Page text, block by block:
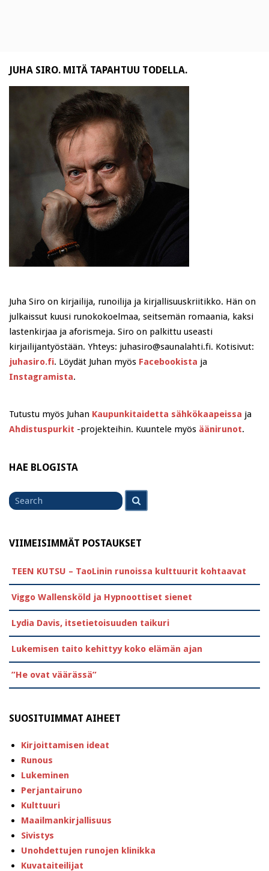
JUHA SIRO. MITÄ TAPAHTUU TODELLA.
Juha Siro on kirjailija, runoilija ja kirjallisuuskriitikko. Hän on
julkaissut kuusi runokokoelmaa, seitsemän romaania, kaksi
lastenkirjaa ja aforismeja. Siro on palkittu useasti
kirjailijantyöstään. Yhteys: juhasiro@saunalahti.fi. Kotisivut:
juhasiro.fi. Löydät Juhan myös Facebookista ja
Instagramista.
Tutustu myös Juhan Kaupunkitaidetta sähkökaapeissa ja
Ahdistuspurkit -projekteihin. Kuuntele myös äänirunot.
HAE BLOGISTA
Search
for
VIIMEISIMMÄT POSTAUKSET
TEEN KUTSU – TaoLinin runoissa kulttuurit kohtaavat
Viggo Wallensköld ja Hypnoottiset sienet
Lydia Davis, itsetietoisuuden taikuri
Lukemisen taito kehittyy koko elämän ajan
”He ovat väärässä”
SUOSITUIMMAT AIHEET
Kirjoittamisen ideat
Runous
Lukeminen
Perjantairuno
Kulttuuri
Maailmankirjallisuus
Sivistys
Unohdettujen runojen klinikka
Kuvataiteilijat